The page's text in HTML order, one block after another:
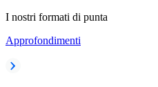
I nostri formati di punta
Approfondimenti